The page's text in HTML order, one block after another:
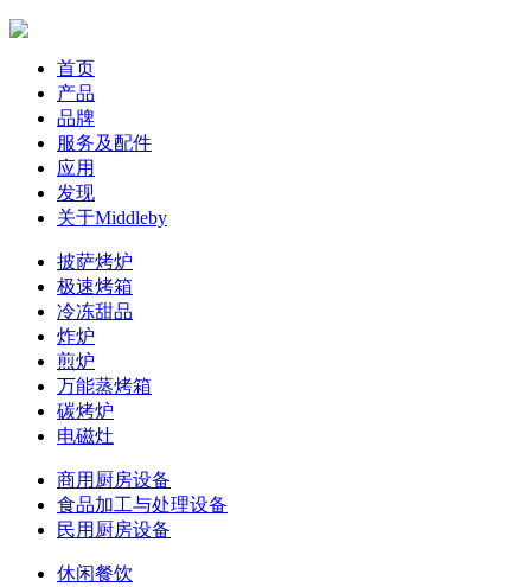
首页
产品
品牌
服务及配件
应用
发现
关于Middleby
披萨烤炉
极速烤箱
冷冻甜品
炸炉
煎炉
万能蒸烤箱
碳烤炉
电磁灶
商用厨房设备
食品加工与处理设备
民用厨房设备
休闲餐饮